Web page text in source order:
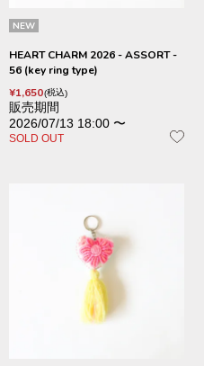
NEW
HEART CHARM 2026 - ASSORT -
56 (key ring type)
¥1,650 税込
販売期間
2026/07/13 18:00 〜
SOLD OUT